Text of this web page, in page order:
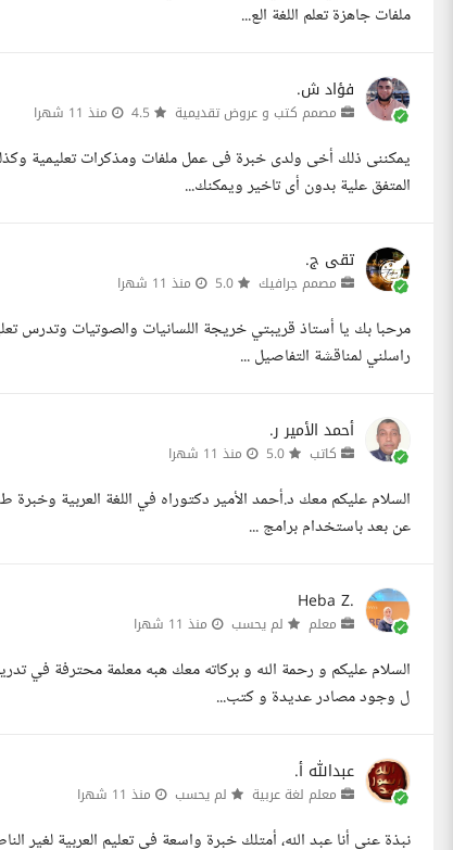
ملفات جاهزة تعلم اللغة الع...
فؤاد ش.
مصمم كتب و عروض تقديمية منذ 11 شهرا
يمكننى ذلك أخى ولدى خبرة فى عمل ملفات ومذكرات تعليمية
المتفق علية بدون أى تاخير ويمكنك...
تقى ج.
مصمم جرافيك منذ 11 شهرا
مرحبا بك يا أستاذ قريبتي خريجة اللسانيات والصوتيات وتدرس
راسلني لمناقشة التفاصيل ...
أحمد الأمير ر.
كاتب منذ 11 شهرا
السلام عليكم معك د.أحمد الأمير دكتوراه في اللغة العربية وخبرة
عن بعد باستخدام برامج ...
Heba Z.
معلم لم يحسب منذ 11 شهرا
ل وجود مصادر عديدة و كتب...
عبدالله أ.
معلم لغة عربية لم يحسب منذ 11 شهرا
نبذة عني أنا عبد الله، أمتلك خبرة واسعة في تعليم العربية لغير